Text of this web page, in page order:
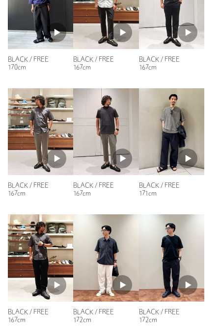
店舗へお問い合わせの際は、全国のBEAUTY&YOUTH各店舗まで
下記の品名/品番をお申し付けください。
品名：G-SHOCK DW-5900UBB 品番：14435000008
注文キャンセル 対象商品
返品 返品等について
裾上げ 対象外商品 裾上げについて
タイプ
カテゴリー 時計 | 腕時計
サイズ FREE
素材
商品番号 1443-5-000008
普段の着用サイズ：XL～
参考になった
ニックネーム： コバ
投稿日： 2026年5月31日
購入サイズ：FREE
購入カラー：BLACK
購入商品のサイズ感：
ちょうどよい
軽くてつけているの忘れるくらいです。
デザインがシンプルで洋服に合わせ安いです。
年代： 60代～
普段の着用サイズ：L
参考になった
※レビューは、個人の主観による感想・体感によるもので、商品の効果や性
能を保証するものではありません。
BLACK / FREE
170cm
BLACK / FREE
167cm
BLACK / FREE
167cm
BLACK / FREE
167cm
BLACK / FREE
167cm
BLACK / FREE
171cm
BLACK / FREE
167cm
BLACK / FREE
172cm
BLACK / FREE
172cm